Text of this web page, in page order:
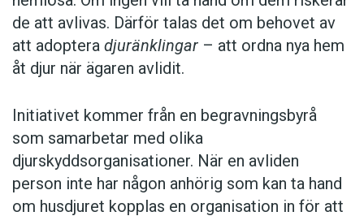
de att avlivas. Därför talas det om behovet av
att adoptera djuränklingar – att ordna nya hem
åt djur när ägaren avlidit.
Initiativet kommer från en begravningsbyrå
som samarbetar med olika
djurskyddsorganisationer. När en avliden
person inte har någon anhörig som kan ta hand
om husdjuret kopplas en organisation in för att